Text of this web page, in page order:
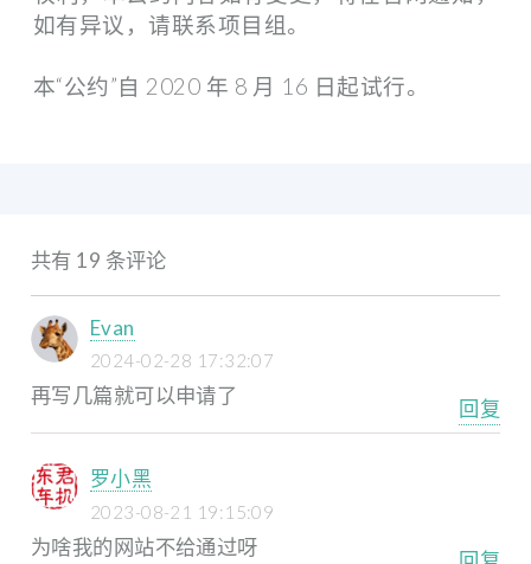
如有异议，请联系项目组。
本“公约”自 2020 年 8 月 16 日起试行。
共有 19 条评论
Evan
2024-02-28 17:32:07
再写几篇就可以申请了
回复
罗小黑
2023-08-21 19:15:09
为啥我的网站不给通过呀